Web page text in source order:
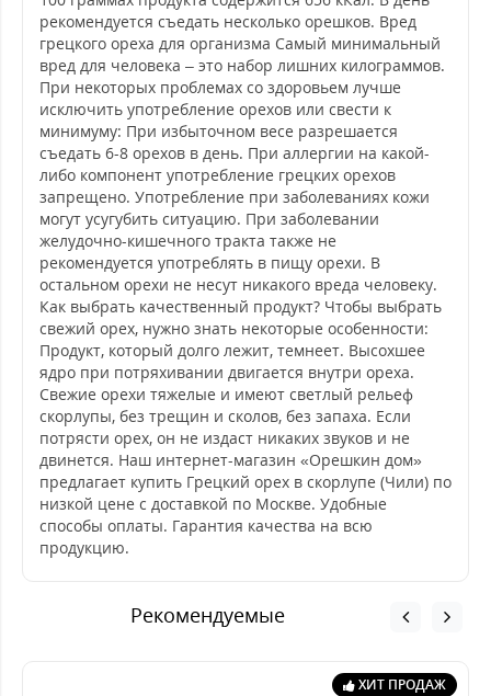
рекомендуется съедать несколько орешков. Вред
грецкого ореха для организма Самый минимальный
вред для человека – это набор лишних килограммов.
При некоторых проблемах со здоровьем лучше
исключить употребление орехов или свести к
минимуму: При избыточном весе разрешается
съедать 6-8 орехов в день. При аллергии на какой-
либо компонент употребление грецких орехов
запрещено. Употребление при заболеваниях кожи
могут усугубить ситуацию. При заболевании
желудочно-кишечного тракта также не
рекомендуется употреблять в пищу орехи. В
остальном орехи не несут никакого вреда человеку.
Как выбрать качественный продукт? Чтобы выбрать
свежий орех, нужно знать некоторые особенности:
Продукт, который долго лежит, темнеет. Высохшее
ядро при потряхивании двигается внутри ореха.
Свежие орехи тяжелые и имеют светлый рельеф
скорлупы, без трещин и сколов, без запаха. Если
потрясти орех, он не издаст никаких звуков и не
двинется. Наш интернет-магазин «Орешкин дом»
предлагает купить Грецкий орех в скорлупе (Чили) по
низкой цене с доставкой по Москве. Удобные
способы оплаты. Гарантия качества на всю
продукцию.
Рекомендуемые
ХИТ ПРОДАЖ